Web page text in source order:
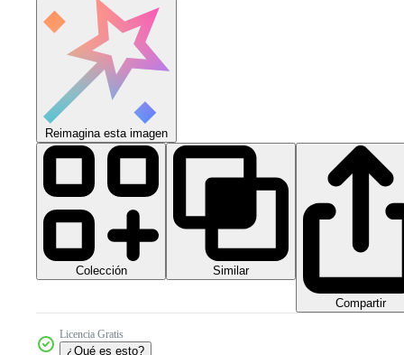
Reimagina esta imagen
Colección Similar
Compartir
Licencia Gratis
¿Qué es esto?